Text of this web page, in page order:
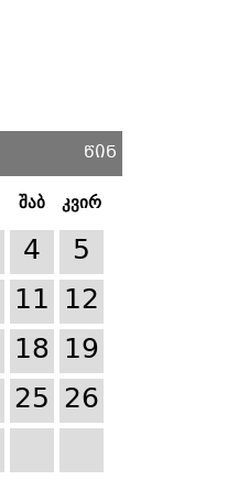
წინ
შაბ კვირ
4
5
11 12
18 19
25 26